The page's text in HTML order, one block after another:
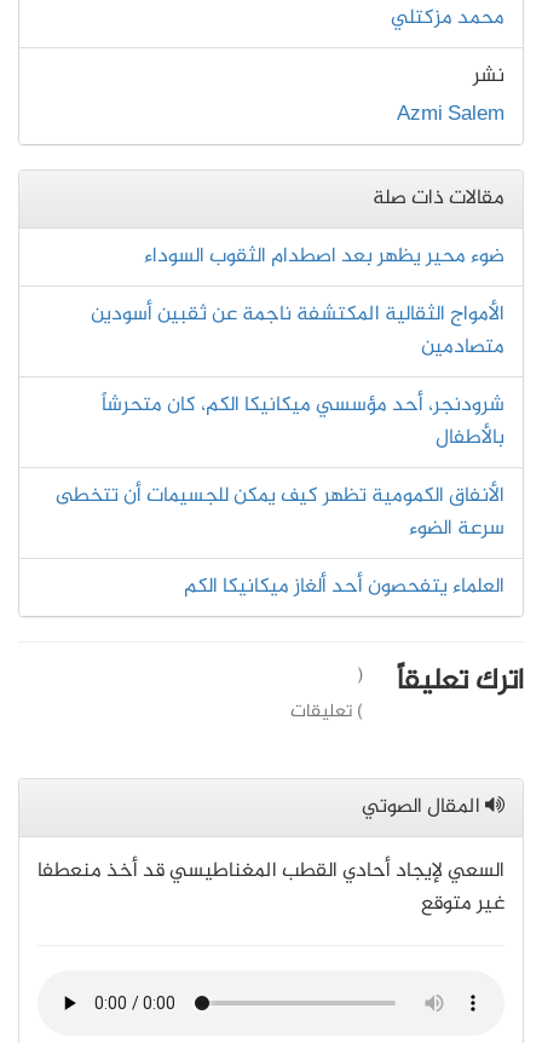
محمد مزكتلي
نشر
Azmi Salem
مقالات ذات صلة
ضوء محير يظهر بعد اصطدام الثقوب السوداء
الأمواج الثقالية المكتشفة ناجمة عن ثقبين أسودين
متصادمين
شرودنجر، أحد مؤسسي ميكانيكا الكم، كان متحرشاً
بالأطفال
الأنفاق الكمومية تظهر كيف يمكن للجسيمات أن تتخطى
سرعة الضوء
العلماء يتفحصون أحد ألغاز ميكانيكا الكم
اترك تعليقاً
(
) تعليقات
المقال الصوتي
السعي لإيجاد أحادي القطب المغناطيسي قد أخذ منعطفا
غير متوقع